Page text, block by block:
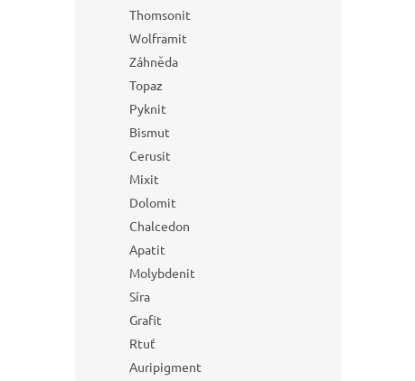
Thomsonit
Wolframit
Záhněda
Topaz
Pyknit
Bismut
Cerusit
Mixit
Dolomit
Chalcedon
Apatit
Molybdenit
Síra
Grafit
Rtuť
Auripigment